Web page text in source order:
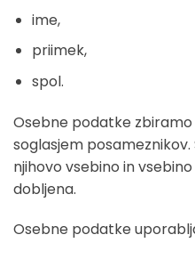
ime,
priimek,
spol.
Osebne podatke
soglasjem
njihovo vsebino in
dobljena.
Osebne podatke